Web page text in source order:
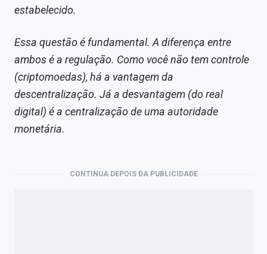
estabelecido.
Essa questão é fundamental. A diferença entre
ambos é a regulação. Como você não tem controle
(criptomoedas), há a vantagem da
descentralização. Já a desvantagem (do real
digital) é a centralização de uma autoridade
monetária.
CONTINUA DEPOIS DA PUBLICIDADE